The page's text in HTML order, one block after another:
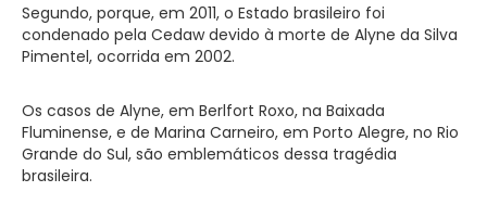
Segundo, porque, em 2011, o Estado brasileiro foi
condenado pela Cedaw devido à morte de Alyne da Silva
Pimentel, ocorrida em 2002.
Os casos de Alyne, em Berlfort Roxo, na Baixada
Fluminense, e de Marina Carneiro, em Porto Alegre, no Rio
Grande do Sul, são emblemáticos dessa tragédia
brasileira.